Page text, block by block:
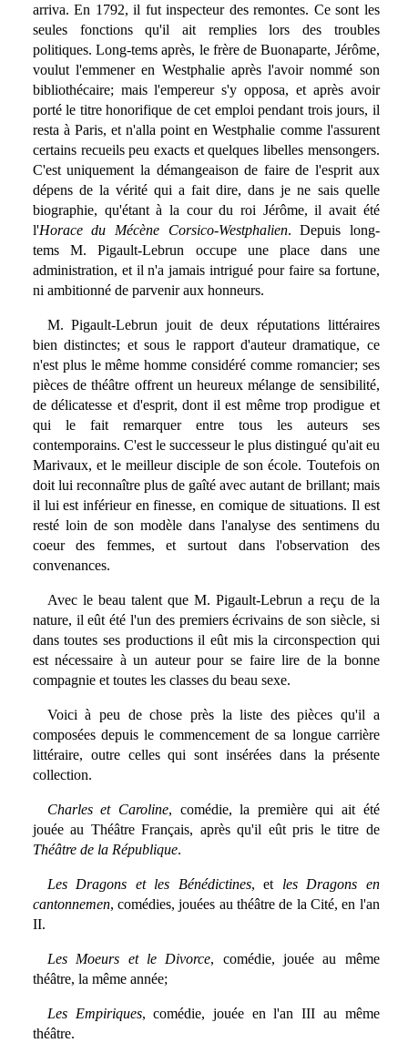
arriva. En 1792, il fut inspecteur des remontes. Ce sont les
seules fonctions qu'il ait remplies lors des troubles
politiques. Long-tems après, le frère de Buonaparte, Jérôme,
voulut l'emmener en Westphalie après l'avoir nommé son
bibliothécaire; mais l'empereur s'y opposa, et après avoir
porté le titre honorifique de cet emploi pendant trois jours, il
resta à Paris, et n'alla point en Westphalie comme l'assurent
certains recueils peu exacts et quelques libelles mensongers.
C'est uniquement la démangeaison de faire de l'esprit aux
dépens de la vérité qui a fait dire, dans je ne sais quelle
biographie, qu'étant à la cour du roi Jérôme, il avait été
l'Horace du Mécène Corsico-Westphalien. Depuis long-
tems M. Pigault-Lebrun occupe une place dans une
administration, et il n'a jamais intrigué pour faire sa fortune,
ni ambitionné de parvenir aux honneurs.
M. Pigault-Lebrun jouit de deux réputations littéraires
bien distinctes; et sous le rapport d'auteur dramatique, ce
n'est plus le même homme considéré comme romancier; ses
pièces de théâtre offrent un heureux mélange de sensibilité,
de délicatesse et d'esprit, dont il est même trop prodigue et
qui le fait remarquer entre tous les auteurs ses
contemporains. C'est le successeur le plus distingué qu'ait eu
Marivaux, et le meilleur disciple de son école. Toutefois on
doit lui reconnaître plus de gaîté avec autant de brillant; mais
il lui est inférieur en finesse, en comique de situations. Il est
resté loin de son modèle dans l'analyse des sentimens du
coeur des femmes, et surtout dans l'observation des
convenances.
Avec le beau talent que M. Pigault-Lebrun a reçu de la
nature, il eût été l'un des premiers écrivains de son siècle, si
dans toutes ses productions il eût mis la circonspection qui
est nécessaire à un auteur pour se faire lire de la bonne
compagnie et toutes les classes du beau sexe.
Voici à peu de chose près la liste des pièces qu'il a
composées depuis le commencement de sa longue carrière
littéraire, outre celles qui sont insérées dans la présente
collection.
Charles et Caroline, comédie, la première qui ait été
jouée au Théâtre Français, après qu'il eût pris le titre de
Théâtre de la République.
Les Dragons et les Bénédictines, et les Dragons en
cantonnemen, comédies, jouées au théâtre de la Cité, en l'an
II.
Les Moeurs et le Divorce, comédie, jouée au même
théâtre, la même année;
Les Empiriques, comédie, jouée en l'an III au même
théâtre.